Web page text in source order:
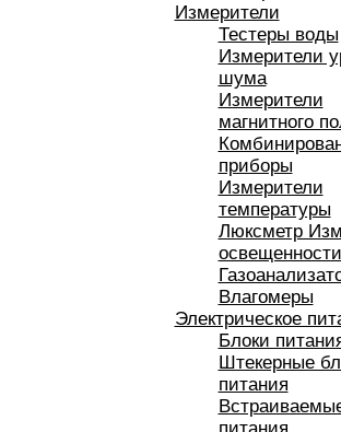
Измерители
Тестеры воды
Измерители
шума
Измерители
магнитного
приборы
Измерители
температуры
Люксметр
освещенности
Влагомеры
Электрическое
Блоки
Штекерные
питания